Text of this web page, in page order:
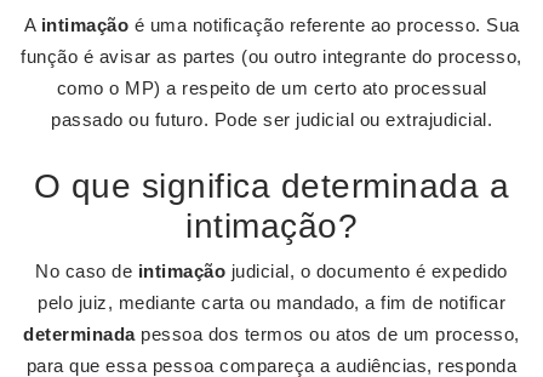
A intimação é uma notificação referente ao processo. Sua
função é avisar as partes (ou outro integrante do processo,
como o MP) a respeito de um certo ato processual
passado ou futuro. Pode ser judicial ou extrajudicial.
O que significa determinada a
intimação?
No caso de intimação judicial, o documento é expedido
pelo juiz, mediante carta ou mandado, a fim de notificar
determinadapessoa dos termos ou atos de um processo,
para que essa pessoa compareça a audiências, responda